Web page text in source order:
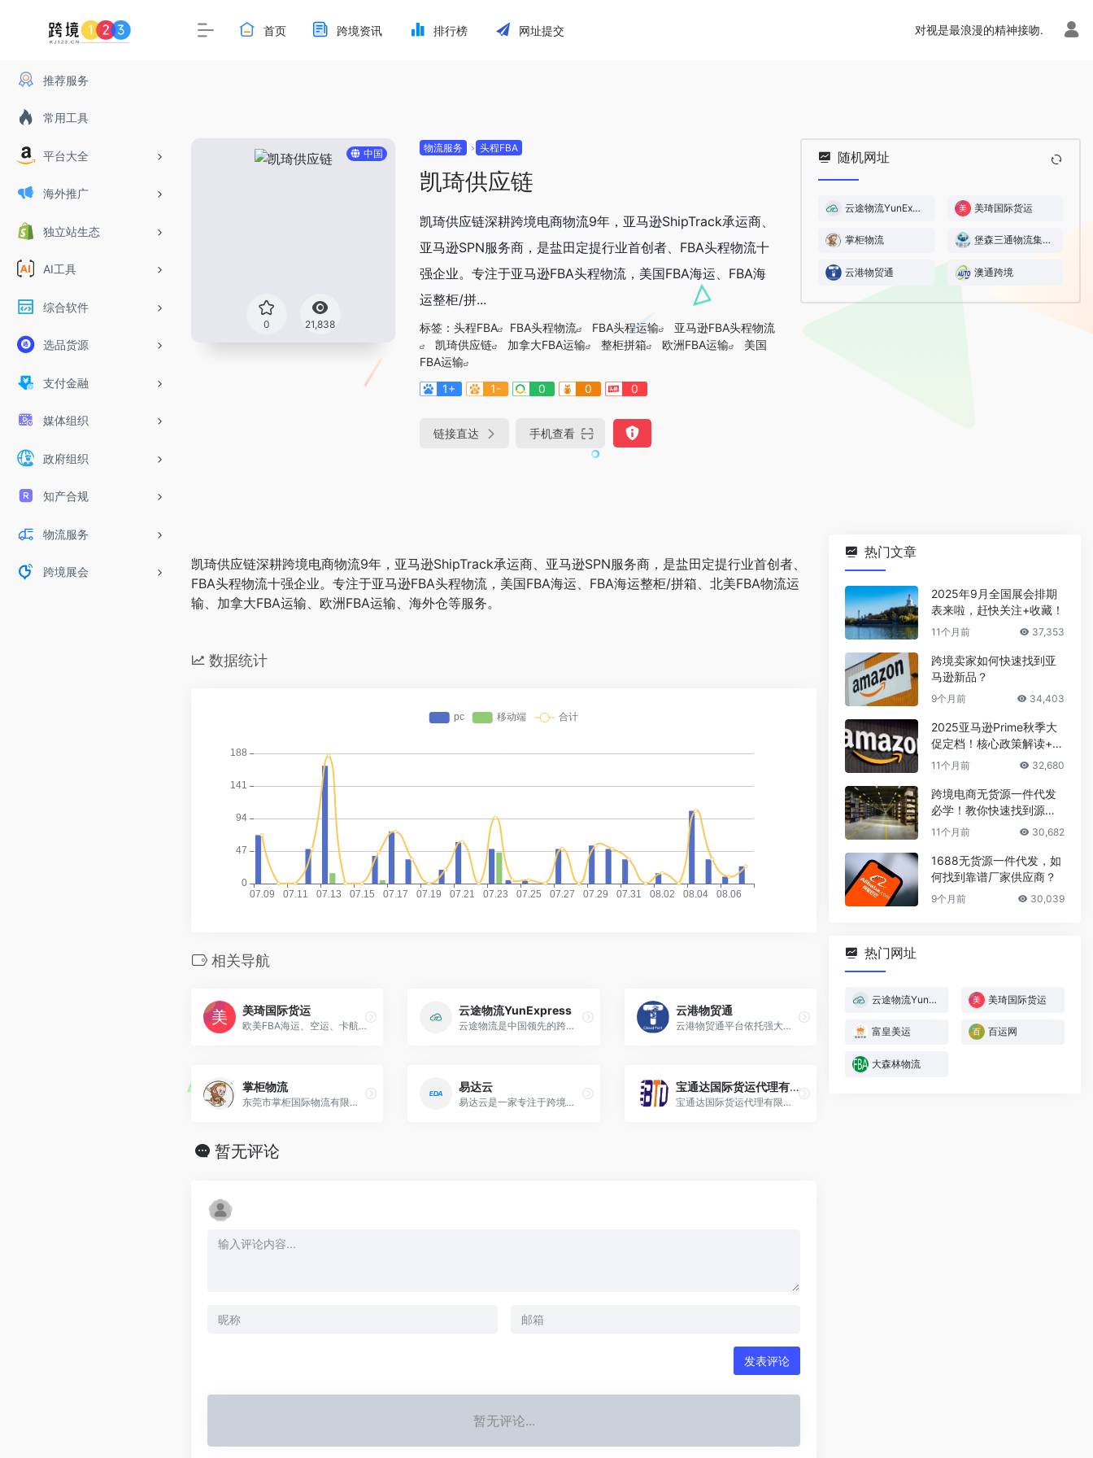
推荐服务
常用工具
平台大全
海外推广
独立站生态
AI工具
综合软件
选品货源
支付金融
媒体组织
政府组织
知产合规
物流服务
跨境展会
首页 跨境资讯 排行榜 网址提交 对视是最浪漫的精神接吻.
中国
0 21,838
物流服务 头程FBA
凯琦供应链
凯琦供应链深耕跨境电商物流9年，亚马逊ShipTrack承运商、
亚马逊SPN服务商，是盐田定提行业首创者、FBA头程物流十
强企业。专注于亚马逊FBA头程物流，美国FBA海运、FBA海
运整柜/拼...
标签： 头程FBA FBA头程物流 FBA头程运输
亚马逊FBA头程物流
凯琦供应链
加拿大FBA运输 整柜拼箱 欧洲FBA运输
美国
FBA运输
1+
1- 0 0 0
链接直达 手机查看
随机网址
云途物流YunExpress 美琦国际货运
掌柜物流 堡森三通物流集团
云港物贸通 澳通跨境
凯琦供应链深耕跨境电商物流9年，亚马逊ShipTrack承运商、亚马逊SPN服务商，是盐田定提行业首创者、
FBA头程物流十强企业。专注于亚马逊FBA头程物流，美国FBA海运、FBA海运整柜/拼箱、北美FBA物流运
输、加拿大FBA运输、欧洲FBA运输、海外仓等服务。
数据统计
相关导航
美琦国际货运
欧美FBA海运、空运、卡航、卡铁联运、整柜拼箱等，同时提供“一站式”全方位运输服务，涵盖运输和配送、仓储、增值、信息以及整体策划与设计等方面。
云途物流YunExpress
云途物流是中国领先的跨境B2C商业专线国际物流服务商，云途物流聚焦跨境电商国际物流专线，国际小包、跨境专线小包、跨境美国专线、日本专线、欧洲专线物流，云途物流专业快递服务。
云港物贸通
云港物贸通平台依托强大的IT技术能力和专业服务团队， 为出海企业提供涵盖跨境电商物流、干线运力订舱、进出口关务、海外仓分拨配送、供应链金融、货运保险、电商培训、阳光结汇、财税合规等外贸（跨境电商）一站式综合服务。
掌柜物流
东莞市掌柜国际物流有限公司隶属于华捷国际集团（香港）有限公司，附属于东莞市华捷货运代理有限公司旗下公司，成立于2005年，主营产品为国际空运、国际海运、国际快递、进出口报关、海外仓等服务,客户3000＋以上。掌柜国际物流专注亚马逊欧美线物流，跟美国及欧洲的UPS、FEDEX、签订了长期的战略合作协议。
易达云
易达云是一家专注于跨境电商服务的互联网科技公司，通过自主研发的跨境电商云服务平台和全球化的业务支撑体系，为跨境电商、国际物流、海外仓等生态合作伙伴赋能，帮助他们降低成本，提升效率，实现跨境无忧，买卖无界。
宝通达国际货运代理有限公司
宝通达国际货运代理有限公司
暂无评论
发表评论
暂无评论...
热门文章
2025年9月全国展会排期
表来啦，赶快关注+收藏！
11个月前 37,353
跨境卖家如何快速找到亚
马逊新品？
9个月前 34,403
2025亚马逊Prime秋季大
促定档！核心政策解读+爆
款选品攻略
11个月前 32,680
跨境电商无货源一件代发
必学！教你快速找到源头
厂家
11个月前 30,682
1688无货源一件代发，如
何找到靠谱厂家供应商？
9个月前 30,039
热门网址
云途物流YunExpress 美琦国际货运
富皇美运 百运网
大森林物流